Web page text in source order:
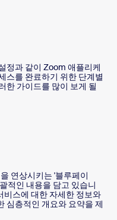
정과 같이 Zoom 애플리케
스를 완료하기 위한 단계별
한 가이드를 많이 보게 될
연상시키는 '블루페이
적인 내용을 담고 있습니
비스에 대한 자세한 정보와
심층적인 개요와 요약을 제